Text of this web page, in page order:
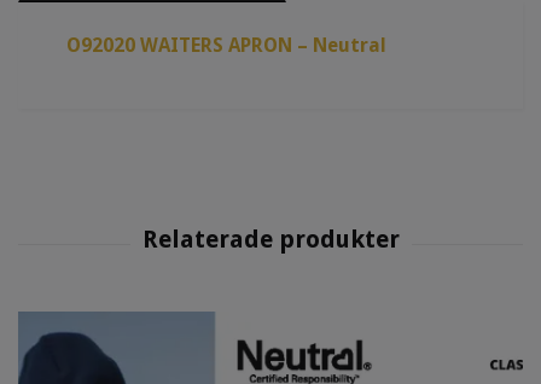
O92020 WAITERS APRON – Neutral